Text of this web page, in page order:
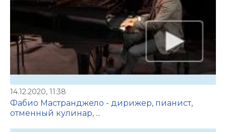
14.12.2020, 11:38
Фабио Мастранджело - дирижер, пианист,
отменный кулинар, ...